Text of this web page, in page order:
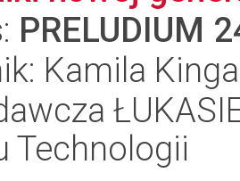
PRELUDIUM
Kamila
Technologii